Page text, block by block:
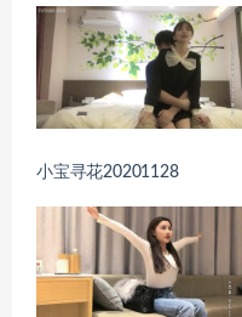
小宝寻花20201128